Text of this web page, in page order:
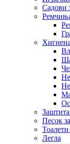
Садови
Песок
Легла